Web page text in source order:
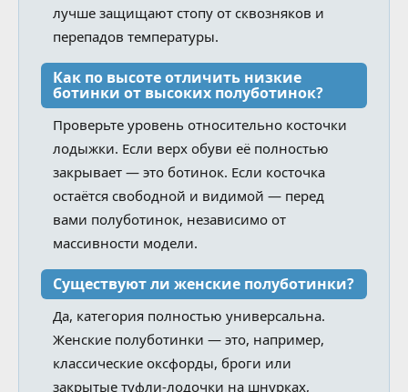
лучше защищают стопу от сквозняков и
перепадов температуры.
Как по высоте отличить низкие
ботинки от высоких полуботинок?
Проверьте уровень относительно косточки
лодыжки. Если верх обуви её полностью
закрывает — это ботинок. Если косточка
остаётся свободной и видимой — перед
вами полуботинок, независимо от
массивности модели.
Существуют ли женские полуботинки?
Да, категория полностью универсальна.
Женские полуботинки — это, например,
классические оксфорды, броги или
закрытые туфли-лодочки на шнурках,